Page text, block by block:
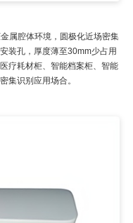
属腔体环境，圆极化近场密集
装孔，厚度薄至30mm少占用
疗耗材柜、智能档案柜、智能
集识别应用场合。